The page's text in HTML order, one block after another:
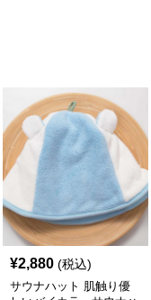
¥2,880 (税込)
サウナハット 肌触り優